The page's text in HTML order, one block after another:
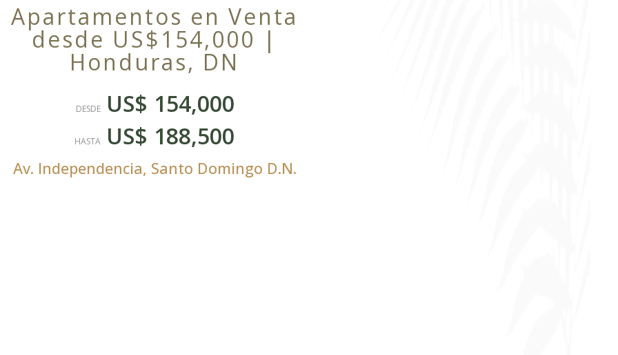
Apartamentos en Venta
desde US$154,000 |
Honduras, DN
DESDE US$ 154,000
HASTA US$ 188,500
Av. Independencia, Santo Domingo D.N.